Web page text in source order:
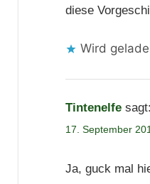
diese
Wird
Tintenelfe sagt:
17. September
Ja, guck mal